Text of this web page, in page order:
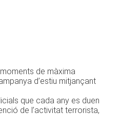
de màxima
d’estiu mitjançant
que cada any es duen
de l’activitat terrorista,